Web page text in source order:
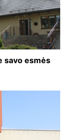
savo esmės